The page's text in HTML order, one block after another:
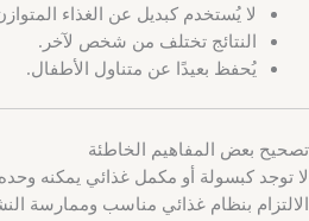
لا يُستخدم كبديل عن الغذاء
النتائج تختلف من شخص لآخر.
يُحفظ بعيدًا عن متناول الأطفال.
تصحيح بعض المفاهيم الخاطئة
لا توجد كبسولة أو مكمل غذائي يمكنه
الالتزام بنظام غذائي مناسب وممارسة